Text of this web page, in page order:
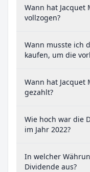
Wann hat Jacquet
vollzogen?
Wann musste ich
kaufen, um die
Wann hat Jacquet
gezahlt?
Wie hoch war die
im Jahr 2022?
In welcher
Dividende aus?